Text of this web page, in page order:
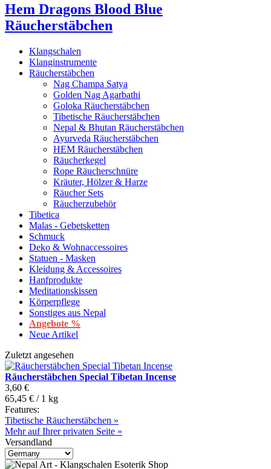
Hem Dragons Blood Blue
Räucherstäbchen
Klangschalen
Klanginstrumente
Räucherstäbchen
Nag Champa Satya
Golden Nag Agarbathi
Goloka Räucherstäbchen
Tibetische Räucherstäbchen
Nepal & Bhutan Räucherstäbchen
Ayurveda Räucherstäbchen
HEM Räucherstäbchen
Räucherkegel
Rope Räucherschnüre
Kräuter, Hölzer & Harze
Räucher Sets
Räucherzubehör
Tibetica
Malas - Gebetsketten
Schmuck
Deko & Wohnaccessoires
Statuen - Masken
Kleidung & Accessoires
Hanfprodukte
Meditationskissen
Körperpflege
Sonstiges aus Nepal
Angebote %
Neue Artikel
Zuletzt angesehen
Räucherstäbchen Special Tibetan Incense
3,60 €
65,45 € / 1 kg
Features:
Tibetische Räucherstäbchen »
Mehr auf Ihrer privaten Seite »
Versandland